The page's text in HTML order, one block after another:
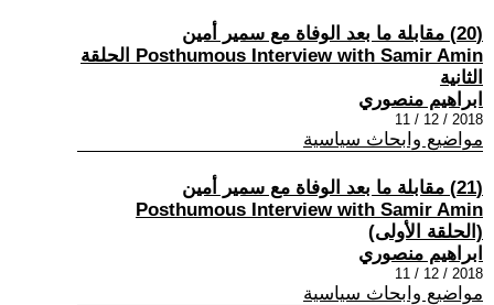
(20) مقابلة ما بعد الوفاة مع سمير أمين
Posthumous Interview with Samir Amin الحلقة
الثانية
ابراهيم منصوري
2018 / 12 / 11
مواضيع وابحاث سياسية
(21) مقابلة ما بعد الوفاة مع سمير أمين
Posthumous Interview with Samir Amin
(الحلقة الأولى)
ابراهيم منصوري
2018 / 12 / 11
مواضيع وابحاث سياسية